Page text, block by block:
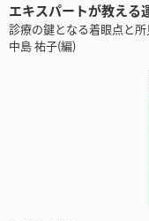
エキスパートが教える
診療の鍵となる着眼点と
中島 祐子(編)